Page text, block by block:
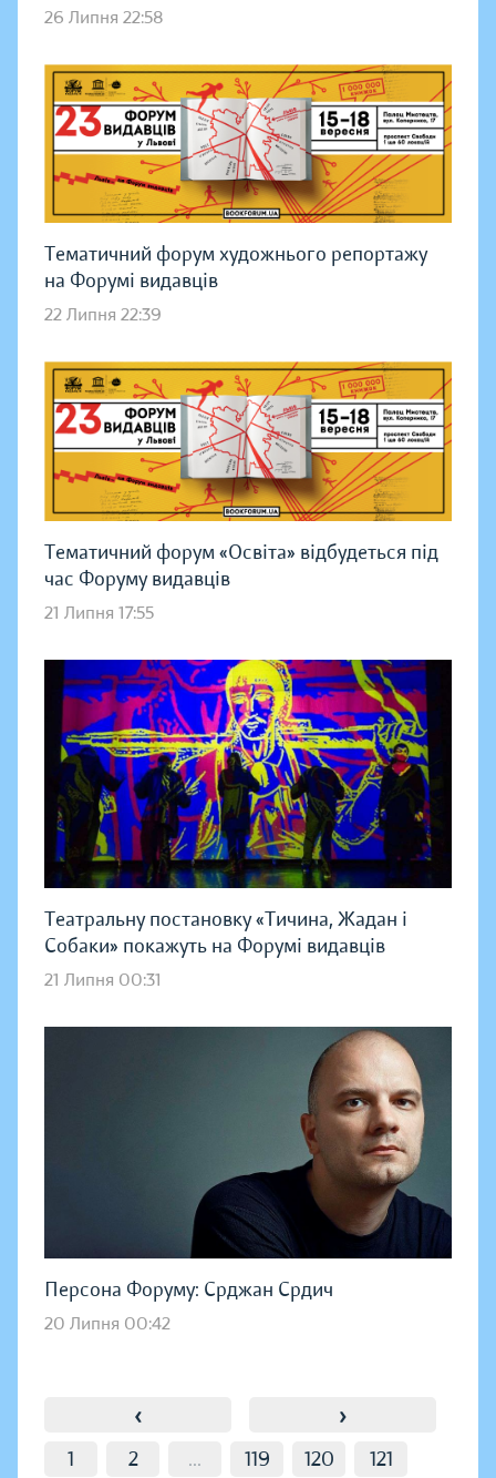
26 Липня 22:58
Тематичний форум художнього репортажу
на Форумі видавців
22 Липня 22:39
Тематичний форум «Освіта» відбудеться під
час Форуму видавців
21 Липня 17:55
Театральну постановку «Тичина, Жадан і
Собаки» покажуть на Форумі видавців
21 Липня 00:31
Персона Форуму: Срджан Срдич
20 Липня 00:42
‹
1 2 ... 119 120
121
›